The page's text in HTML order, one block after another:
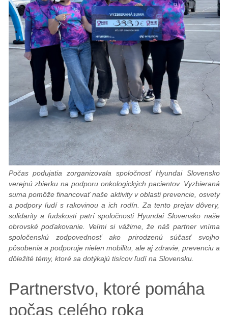
Rakovina
vaječníkov
Podporte
nás
darujme.sk
2%
pre
nás
Počas podujatia zorganizovala spoločnosť Hyundai Slovensko
verejnú zbierku na podporu onkologických pacientov. Vyzbieraná
suma pomôže financovať naše aktivity v oblasti prevencie, osvety
a podpory ľudí s rakovinou a ich rodín. Za tento prejav dôvery,
solidarity a ľudskosti patrí spoločnosti Hyundai Slovensko naše
obrovské poďakovanie. Veľmi si vážime, že náš partner vníma
spoločenskú zodpovednosť ako prirodzenú súčasť svojho
pôsobenia a podporuje nielen mobilitu, ale aj zdravie, prevenciu a
dôležité témy, ktoré sa dotýkajú tisícov ľudí na Slovensku.
Partnerstvo, ktoré pomáha
počas celého roka